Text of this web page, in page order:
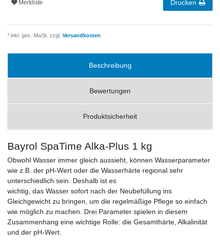
Merkliste Drucken
* inkl. ges. MwSt. zzgl. Versandkosten
Beschreibung
Bewertungen
Produktsicherheit
Bayrol SpaTime Alka-Plus 1 kg
Obwohl Wasser immer gleich aussieht, können Wasserparameter
wie z.B. der pH-Wert oder die Wasserhärte regional sehr
unterschiedlich sein. Deshalb ist es
wichtig, das Wasser sofort nach der Neubefüllung ins
Gleichgewicht zu bringen, um die regelmäßige Pflege so einfach
wie möglich zu machen. Drei Parameter spielen in diesem
Zusammenhang eine wichtige Rolle: die Gesamthärte, Alkalinität
und der pH-Wert.